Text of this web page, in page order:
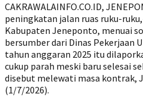
CAKRAWALAINFO.CO.ID,
peningkatan jalan ruas ruku-
Kabupaten Jeneponto, menuai
bersumber dari Dinas Pekerjaan
tahun anggaran 2025 itu
cukup parah meski baru selesai
disebut melewati masa kontrak,
(1/7/2026).